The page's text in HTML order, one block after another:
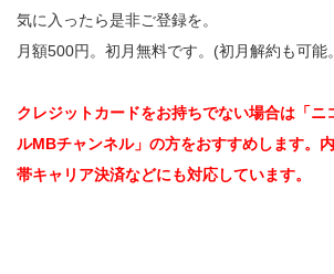
気に入ったら是非ご登録を。
月額500円。初月無料です。(初月解約も可能
クレジットカードをお持ちでない場合は「ニ
ルMBチャンネル」の方をおすすめします。
帯キャリア決済などにも対応しています。